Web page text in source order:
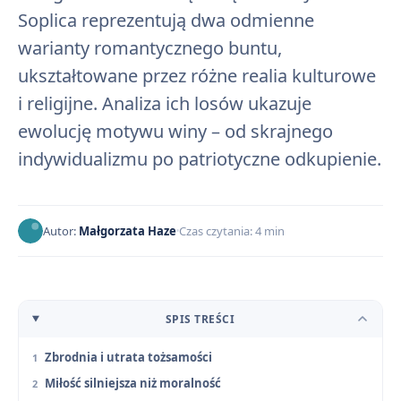
Soplica reprezentują dwa odmienne
warianty romantycznego buntu,
ukształtowane przez różne realia kulturowe
i religijne. Analiza ich losów ukazuje
ewolucję motywu winy – od skrajnego
indywidualizmu po patriotyczne odkupienie.
Autor: Małgorzata Haze Czas czytania: 4 min
SPIS TREŚCI
Zbrodnia i utrata tożsamości
Miłość silniejsza niż moralność